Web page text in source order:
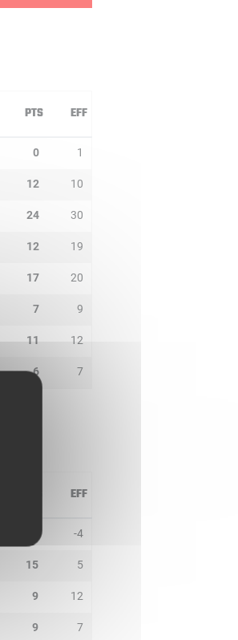
PTS EFF
0 1
12 10
24 30
12 19
17 20
7 9
11 12
6 7
EFF
-4
15 5
9 12
9 7